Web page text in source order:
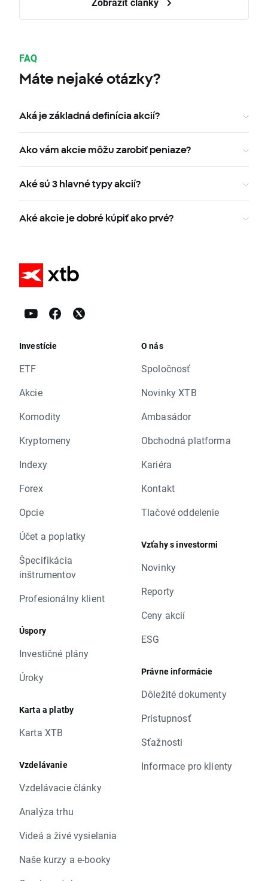
FAQ
Máte nejaké otázky?
Aká je základná definícia akcií?
Ako vám akcie môžu zarobiť peniaze?
Aké sú 3 hlavné typy akcií?
Aké akcie je dobré kúpiť ako prvé?
Investície
ETF
Akcie
Komodity
Kryptomeny
Indexy
Forex
Opcie
Účet a poplatky
Špecifikácia
inštrumentov
Profesionálny klient
Úspory
Investičné plány
Úroky
Karta a platby
Karta XTB
Vzdelávanie
Vzdelávacie články
Analýza trhu
Videá a živé vysielania
Naše kurzy a e-booky
O nás
Spoločnosť
Novinky XTB
Ambasádor
Obchodná platforma
Kariéra
Kontakt
Tlačové oddelenie
Vzťahy s investormi
Novinky
Reporty
Ceny akcií
ESG
Právne informácie
Dôležité dokumenty
Prístupnosť
Sťažnosti
Informace pro klienty